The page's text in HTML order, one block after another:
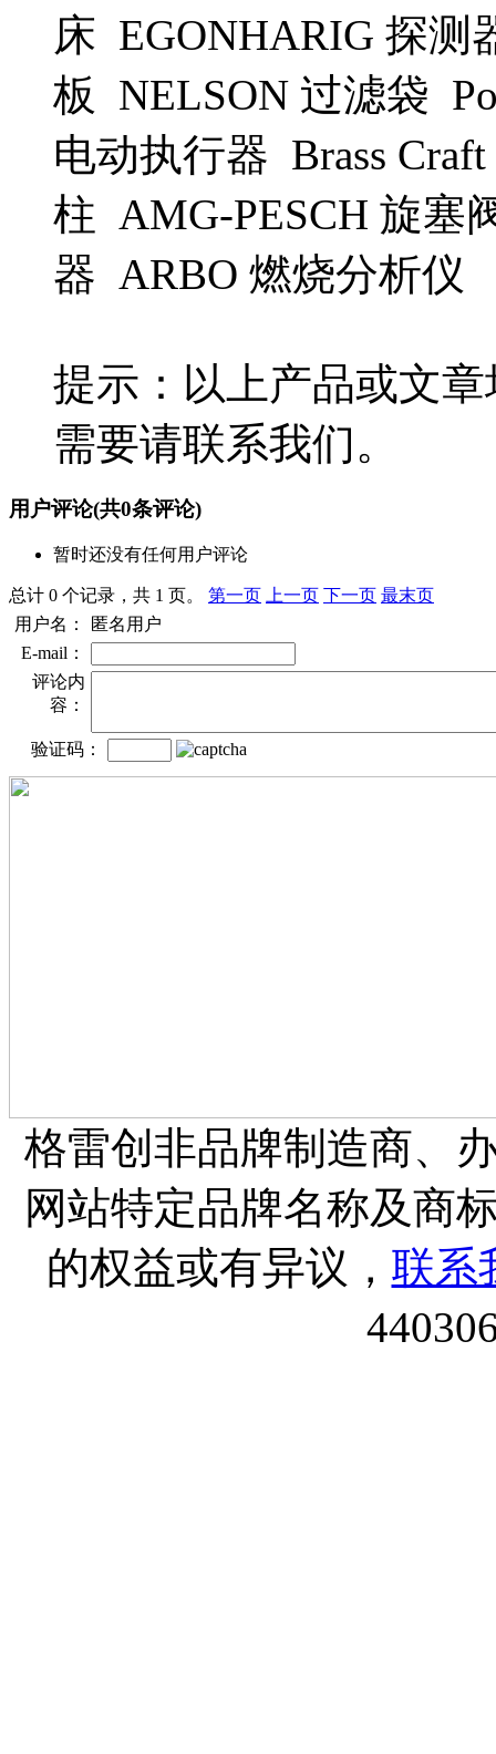
床 EGONHARIG 探测
板 NELSON 过滤袋
电动执行器 Brass
柱 AMG-PESCH 旋塞
器 ARBO 燃烧分析仪
提示：以上产品或文
需要请联系我们。
用户评论(共0条评论)
暂时还没有任何用户评论
总计 0 个记录，共 1 页。 第一页 上一页 下一页 最末页
用户名：
匿名用户
E-mail：
评论内
容：
验证码：
格雷创非品牌制造商、
网站特定品牌名称及商
的权益或有异议， 联系